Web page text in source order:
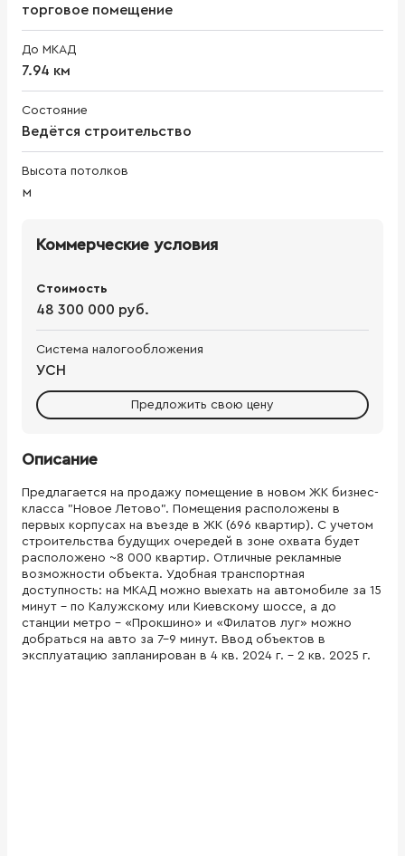
торговое помещение
До МКАД
7.94 км
Состояние
Ведётся строительство
Высота потолков
м
Коммерческие условия
Стоимость
48 300 000 руб.
Система налогообложения
УСН
Предложить свою цену
Описание
Предлагается на продажу помещение в новом ЖК бизнес-
класса "Новое Летово". Помещения расположены в
первых корпусах на въезде в ЖК (696 квартир). С учетом
строительства будущих очередей в зоне охвата будет
расположено ~8 000 квартир. Отличные рекламные
возможности объекта. Удобная транспортная
доступность: на МКАД можно выехать на автомобиле за 15
минут – по Калужскому или Киевскому шоссе, а до
станции метро – «Прокшино» и «Филатов луг» можно
добраться на авто за 7-9 минут. Ввод объектов в
эксплуатацию запланирован в 4 кв. 2024 г. – 2 кв. 2025 г.